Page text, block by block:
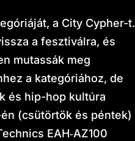
a City Cypher-t.
a fesztiválra, és
mutassák meg
a kategóriához, de
és hip-hop kultúra
(csütörtök és péntek)
EAH‑AZ100